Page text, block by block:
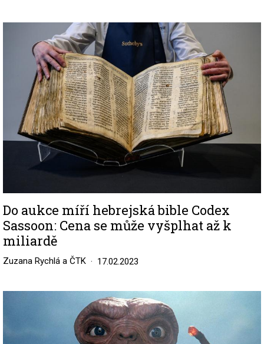
Do aukce míří hebrejská bible Codex
Sassoon: Cena se může vyšplhat až k
miliardě
Zuzana Rychlá a ČTK 17.02.2023